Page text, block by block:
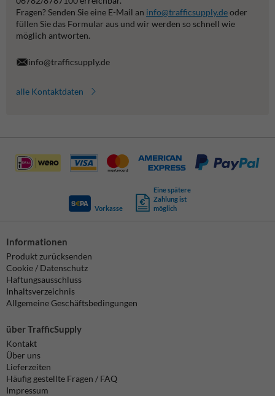
Fragen? Senden Sie eine E-Mail an info@trafficsupply.deoder
füllen Sie das Formular aus und wir werden so schnell wie
möglich antworten.
info@trafficsupply.de
alle Kontaktdaten
Vorkasse
Eine spätere
Zahlung ist
möglich
Informationen
Produkt zurücksenden
Cookie / Datenschutz
Haftungsausschluss
Inhaltsverzeichnis
Allgemeine Geschäftsbedingungen
über TrafficSupply
Kontakt
Über uns
Lieferzeiten
Häufig gestellte Fragen / FAQ
Impressum